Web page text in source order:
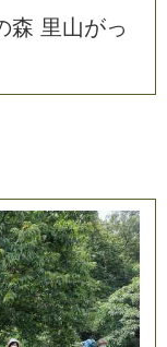
森 里山がっ